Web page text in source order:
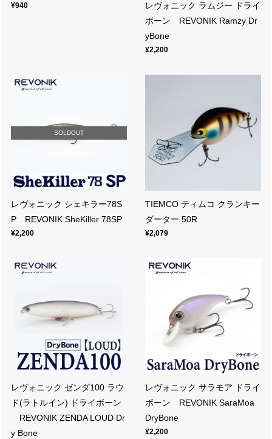
¥940
レヴォニック ラムジー ドライ
ボーン REVONIK Ramzy Dr
yBone
¥2,200
SOLDOUT
レヴォニック シェキラー78S
P REVONIK SheKiller 78SP
¥2,200
TIEMCO ティムコ クランキー
ダーター 50R
¥2,079
レヴォニック ゼンダ100 ラウ
ド(ラトルイン) ドライボーン
REVONIK ZENDA LOUD Dr
y Bone
レヴォニック サラモア ドライ
ボーン REVONIK SaraMoa
DryBone
¥2,200